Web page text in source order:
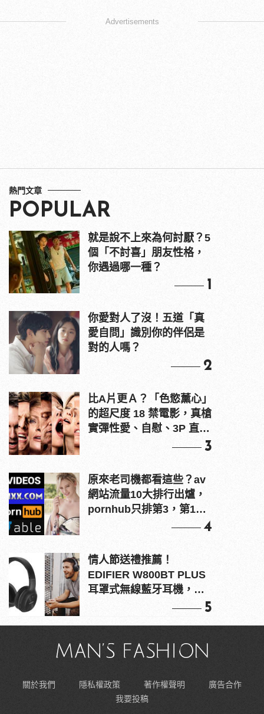
Advertisements
熱門文章
POPULAR
就是說不上來為何討厭？5
個「不討喜」朋友性格，
你遇過哪一種？
1
你愛對人了沒！五道「真
愛自問」識別你的伴侶是
對的人嗎？
2
比A片更Ａ？「色慾薰心」
的超尺度 18 禁電影，真槍
實彈性愛、自慰、3P 直接
3
原來老司機都看這些？av
網站流量10大排行出爐，
pornhub只排第3，第1名
4
情人節送禮推薦！
EDIFIER W800BT PLUS
耳罩式無線藍牙耳機，在
5
關於我們 隱私權政策 著作權聲明
廣告合作
我要投稿